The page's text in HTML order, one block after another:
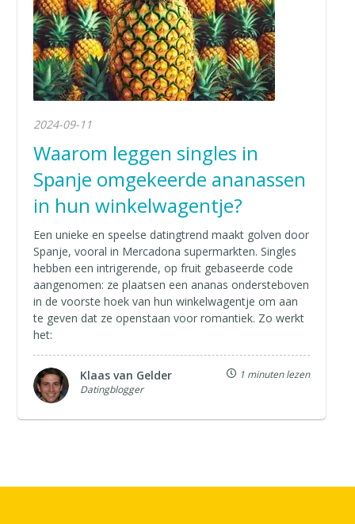
2024-09-11
Waarom leggen singles in
Spanje omgekeerde ananassen
in hun winkelwagentje?
Een unieke en speelse datingtrend maakt golven door
Spanje, vooral in Mercadona supermarkten. Singles
hebben een intrigerende, op fruit gebaseerde code
aangenomen: ze plaatsen een ananas ondersteboven
in de voorste hoek van hun winkelwagentje om aan
te geven dat ze openstaan voor romantiek. Zo werkt
het:
Klaas van Gelder
Datingblogger
1 minuten lezen